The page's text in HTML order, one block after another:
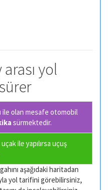
yol
ile olan mesafe otomobil
sürmektedir.
ile yapılırsa uçuş
aşağıdaki haritadan
yol tarifini görebilirsiniz,